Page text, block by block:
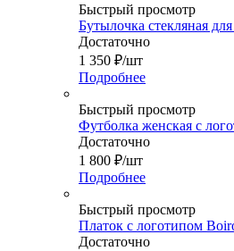
Быстрый просмотр
Бутылочка стекляная
Достаточно
1 350 ₽/шт
Подробнее
Быстрый просмотр
Футболка женская с
Достаточно
1 800 ₽/шт
Подробнее
Быстрый просмотр
Платок с логотипом
Достаточно